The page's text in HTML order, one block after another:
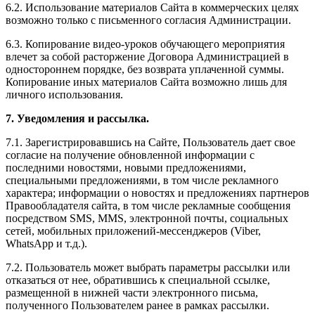
6.2. Использование материалов Сайта в коммерческих целях
возможно только с письменного согласия Администрации.
6.3. Копирование видео-уроков обучающего мероприятия
влечет за собой расторжение Договора Администрацией в
одностороннем порядке, без возврата уплаченной суммы.
Копирование иных материалов Сайта возможно лишь для
личного использования.
7. Уведомления и рассылка.
7.1. Зарегистрировавшись на Сайте, Пользователь дает свое
согласие на получение обновленной информации с
последними новостями, новыми предложениями,
специальными предложениями, в том числе рекламного
характера; информации о новостях и предложениях партнеров
Правообладателя сайта, в том числе рекламные сообщения
посредством SMS, MMS, электронной почты, социальных
сетей, мобильных приложений-мессенджеров (Viber,
WhatsApp и т.д.).
7.2. Пользователь может выбрать параметры рассылки или
отказаться от нее, обратившись к специальной ссылке,
размещенной в нижней части электронного письма,
полученного Пользователем ранее в рамках рассылки.